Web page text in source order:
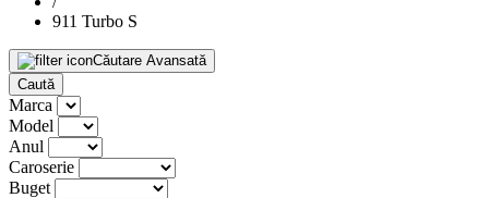
911 Turbo S
Căutare Avansată
Caută
Marca
Model
Anul
Caroserie
Buget